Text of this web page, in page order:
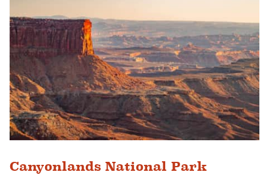
Canyonlands National Park